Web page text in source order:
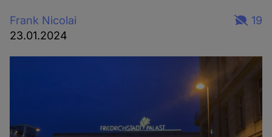
Frank Nicolai
23.01.2024
19